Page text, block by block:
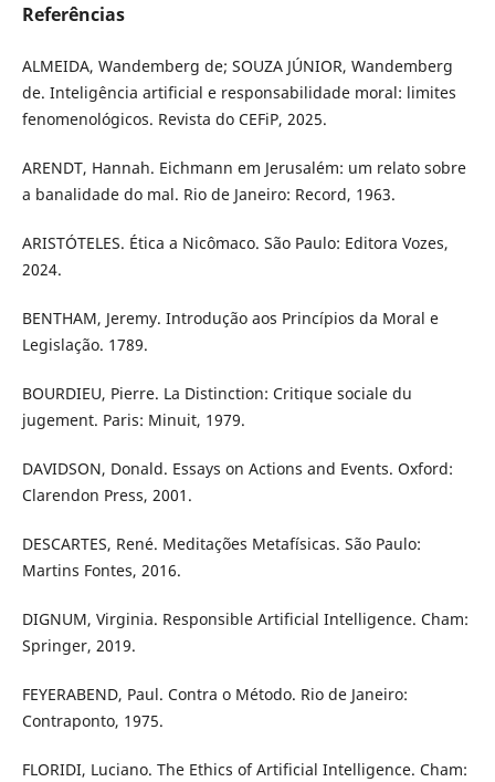
Referências
ALMEIDA, Wandemberg de; SOUZA JÚNIOR, Wandemberg
de. Inteligência artificial e responsabilidade moral: limites
fenomenológicos. Revista do CEFiP, 2025.
ARENDT, Hannah. Eichmann em Jerusalém: um relato sobre
a banalidade do mal. Rio de Janeiro: Record, 1963.
ARISTÓTELES. Ética a Nicômaco. São Paulo: Editora Vozes,
2024.
BENTHAM, Jeremy. Introdução aos Princípios da Moral e
Legislação. 1789.
BOURDIEU, Pierre. La Distinction: Critique sociale du
jugement. Paris: Minuit, 1979.
DAVIDSON, Donald. Essays on Actions and Events. Oxford:
Clarendon Press, 2001.
DESCARTES, René. Meditações Metafísicas. São Paulo:
Martins Fontes, 2016.
DIGNUM, Virginia. Responsible Artificial Intelligence. Cham:
Springer, 2019.
FEYERABEND, Paul. Contra o Método. Rio de Janeiro:
Contraponto, 1975.
FLORIDI, Luciano. The Ethics of Artificial Intelligence. Cham: